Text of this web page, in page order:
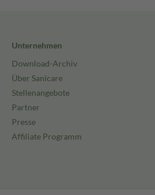
Unternehmen
Download-Archiv
Über Sanicare
Stellenangebote
Partner
Presse
Affiliate Programm